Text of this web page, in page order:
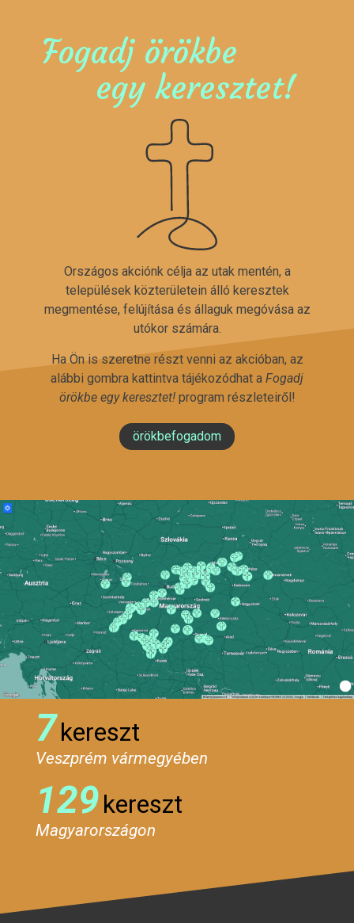
Fogadj örökbe
egy keresztet!
Országos akciónk célja az utak mentén, a
települések közterületein álló keresztek
megmentése, felújítása és állaguk megóvása az
utókor számára.
Ha Ön is szeretne részt venni az akcióban, az
alábbi gombra kattintva tájékozódhat a Fogadj
örökbe egy keresztet!program részleteiről!
örökbefogadom
7kereszt
Veszprém vármegyében
129kereszt
Magyarországon